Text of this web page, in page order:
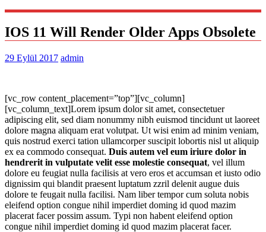
IOS 11 Will Render Older Apps Obsolete
29 Eylül 2017 admin
[vc_row content_placement=”top”][vc_column]
[vc_column_text]Lorem ipsum dolor sit amet, consectetuer
adipiscing elit, sed diam nonummy nibh euismod tincidunt ut laoreet
dolore magna aliquam erat volutpat. Ut wisi enim ad minim veniam,
quis nostrud exerci tation ullamcorper suscipit lobortis nisl ut aliquip
ex ea commodo consequat. Duis autem vel eum iriure dolor in
hendrerit in vulputate velit esse molestie consequat, vel illum
dolore eu feugiat nulla facilisis at vero eros et accumsan et iusto odio
dignissim qui blandit praesent luptatum zzril delenit augue duis
dolore te feugait nulla facilisi. Nam liber tempor cum soluta nobis
eleifend option congue nihil imperdiet doming id quod mazim
placerat facer possim assum. Typi non habent eleifend option
congue nihil imperdiet doming id quod mazim placerat facer.